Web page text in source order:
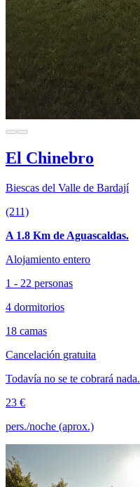
El Chinebro
Biescas del Valle de Bardají
(211)
A 1.8 Km de Aguascaldas.
Alojamiento entero
1 - 22 personas
4 dormitorios
18 camas
Cancelación gratuita
Todavía no se te cobrará nada.
23 €
pers./noche (aprox.)